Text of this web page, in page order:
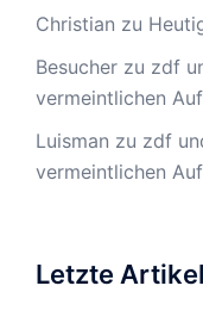
Christian zu
Besucher zu zdf
vermeintlichen
Luisman zu zdf
vermeintlichen
Letzte